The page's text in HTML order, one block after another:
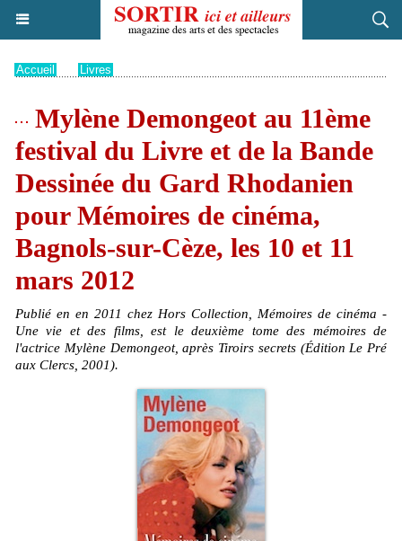
Accueil Livres
Mylène Demongeot au 11ème
festival du Livre et de la Bande
Dessinée du Gard Rhodanien
pour Mémoires de cinéma,
Bagnols-sur-Cèze, les 10 et 11
mars 2012
Publié en en 2011 chez Hors Collection, Mémoires de cinéma -
Une vie et des films, est le deuxième tome des mémoires de
l'actrice Mylène Demongeot, après Tiroirs secrets (Édition Le Pré
aux Clercs, 2001).